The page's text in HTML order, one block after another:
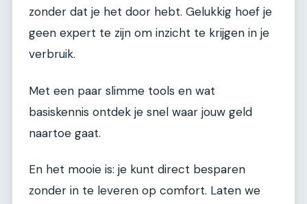
zonder dat je het door hebt. Gelukkig hoef je
geen expert te zijn om inzicht te krijgen in je
verbruik.
Met een paar slimme tools en wat
basiskennis ontdek je snel waar jouw geld
naartoe gaat.
En het mooie is: je kunt direct besparen
zonder in te leveren op comfort. Laten we